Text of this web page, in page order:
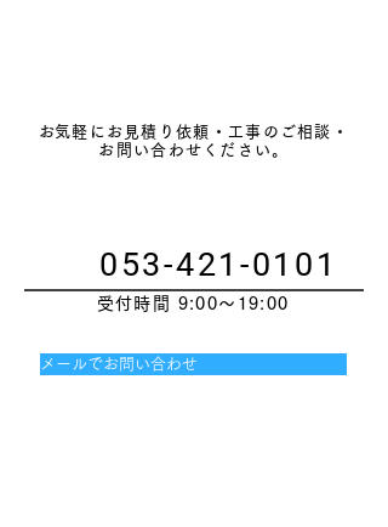
​お気軽にお見積り依頼・工事のご相談・
お問い合わせください。
053-421-0101
受付時間 9:00～19:00
メールでお問い合わせ